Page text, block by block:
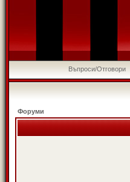
Въпроси/Отговори
Форуми